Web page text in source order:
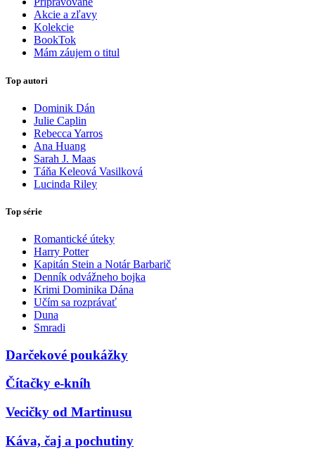
Akcie a zľavy
Kolekcie
BookTok
Mám záujem o titul
Top autori
Dominik Dán
Julie Caplin
Rebecca Yarros
Ana Huang
Sarah J. Maas
Táňa Keleová Vasilková
Lucinda Riley
Top série
Romantické úteky
Harry Potter
Kapitán Stein a Notár Barbarič
Denník odvážneho bojka
Krimi Dominika Dána
Učím sa rozprávať
Duna
Smradi
Darčekové poukážky
Čítačky e-kníh
Vecičky od Martinusu
Káva, čaj a pochutiny